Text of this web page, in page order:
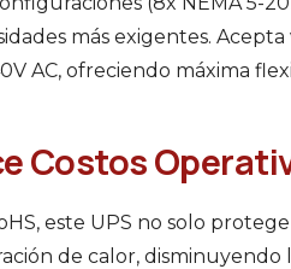
más exigentes.
AC, ofreciendo máxima
Costos
este UPS no solo
de calor, disminuyendo